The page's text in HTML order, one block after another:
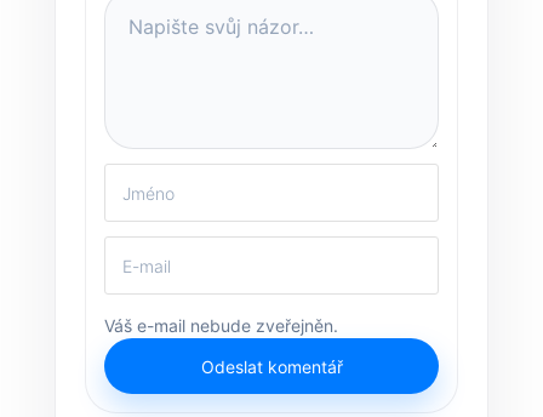
Váš e-mail nebude zveřejněn.
Odeslat komentář